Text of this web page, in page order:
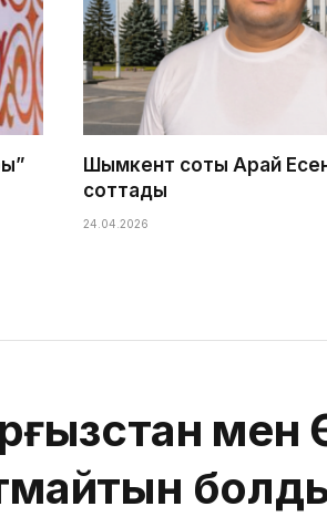
Шымкент соты Арай
соттады
24.04.2026
мен